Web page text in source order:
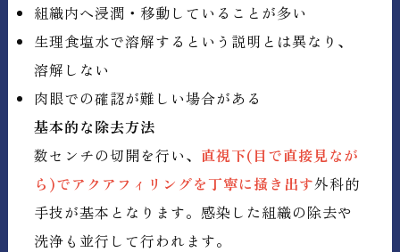
組織内へ浸潤・移動していることが多い
生理食塩水で溶解するという説明とは異なり、
溶解しない
肉眼での確認が難しい場合がある
基本的な除去方法
数センチの切開を行い、 直視下(目で直接見なが
ら)でアクアフィリングを丁寧に掻き出す外科的
手技が基本となります。感染した組織の除去や
洗浄も並行して行われます。